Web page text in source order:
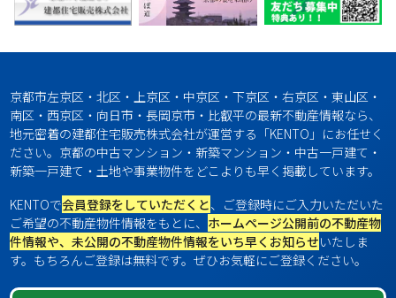
京都市左京区・北区・上京区・中京区・下京区・右京区・東山区・
南区・西京区・向日市・長岡京市・比叡平の最新不動産情報なら、
地元密着の建都住宅販売株式会社が運営する「KENTO」にお任せく
ださい。京都の中古マンション・新築マンション・中古一戸建て・
新築一戸建て・土地や事業物件をどこよりも早く掲載しています。
KENTOで会員登録をしていただくと、ご登録時にご入力いただいた
ご希望の不動産物件情報をもとに、 ホームページ公開前の不動産物
件情報や、未公開の不動産物件情報をいち早くお知らせいたしま
す。もちろんご登録は無料です。ぜひお気軽にご登録ください。